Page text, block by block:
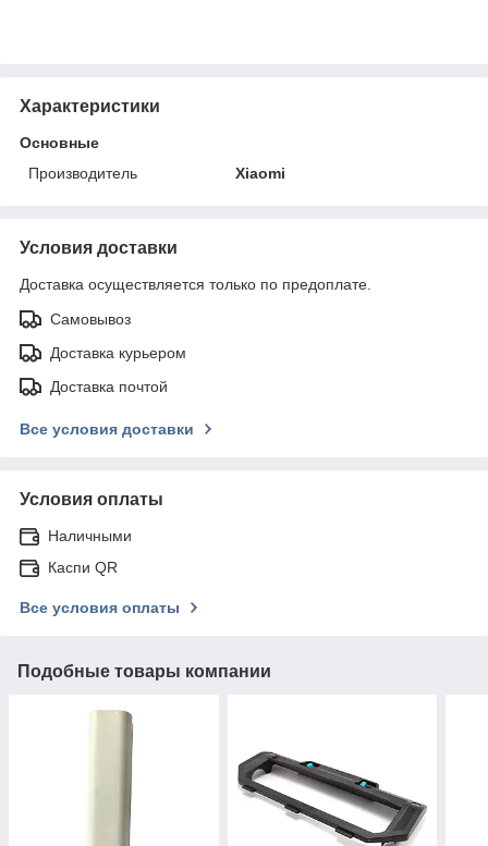
Характеристики
Основные
Производитель
Xiaomi
Условия доставки
Доставка осуществляется только по предоплате.
Самовывоз
Доставка курьером
Доставка почтой
Все условия доставки
Условия оплаты
Наличными
Каспи QR
Все условия оплаты
Подобные товары компании